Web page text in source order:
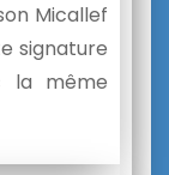
Micallef
signature
la même